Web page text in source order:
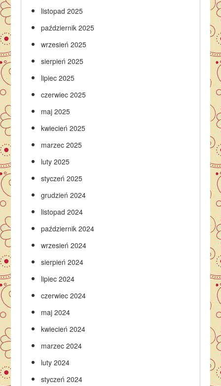
listopad 2025
październik 2025
wrzesień 2025
sierpień 2025
lipiec 2025
czerwiec 2025
maj 2025
kwiecień 2025
marzec 2025
luty 2025
styczeń 2025
grudzień 2024
listopad 2024
październik 2024
wrzesień 2024
sierpień 2024
lipiec 2024
czerwiec 2024
maj 2024
kwiecień 2024
marzec 2024
luty 2024
styczeń 2024